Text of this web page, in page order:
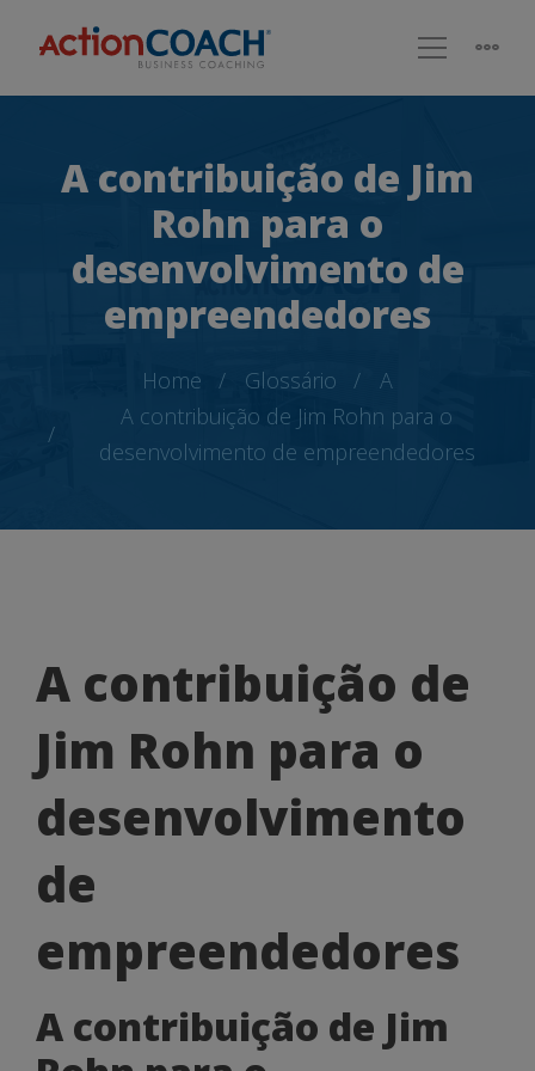
A contribuição de Jim
Rohn para o
desenvolvimento de
empreendedores
Home Glossário
A
A contribuição de Jim Rohn para o
desenvolvimento de empreendedores
A
contribuição
de
Jim
Rohn
para
o
desenvolvimento
de
A contribuição de
Jim Rohn para o
desenvolvimento
de
empreendedores
A contribuição de Jim